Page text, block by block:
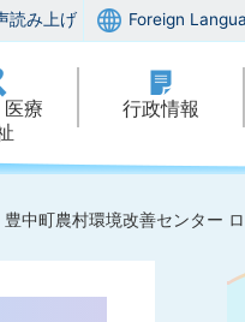
読み上げ Foreign
療
行政情報
豊中町農村環境改善センター